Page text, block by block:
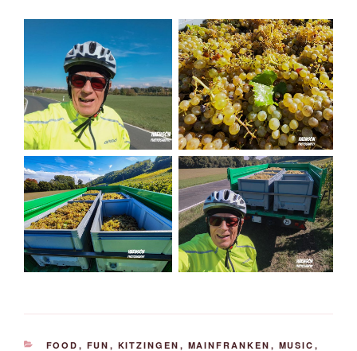
KATEGORIEN
FOOD , FUN , KITZINGEN , MAINFRANKEN , MUSIC ,